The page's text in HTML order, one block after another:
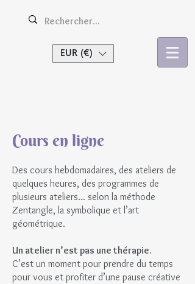
EUR (€)
Cours en ligne
Des cours hebdomadaires, des ateliers de
quelques heures, des programmes de
plusieurs ateliers... selon la méthode
Zentangle, la symbolique et l’art
géométrique.
Un atelier n’est pas une thérapie.
C’est un moment pour prendre du temps
pour vous et profiter d’une pause créative